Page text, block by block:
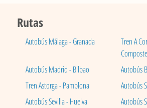
Rutas
Autobús Málaga - Granada
Tren A
Autobús Madrid - Bilbao
Autobús
Tren Astorga - Pamplona
Autobús
Autobús Sevilla - Huelva
Autobús